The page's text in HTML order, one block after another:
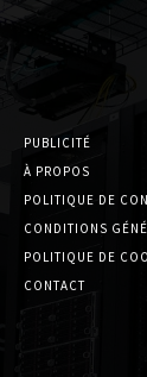
PUBLICITÉ
À PROPOS
POLITIQUE DE
CONDITIONS
POLITIQUE DE
CONTACT